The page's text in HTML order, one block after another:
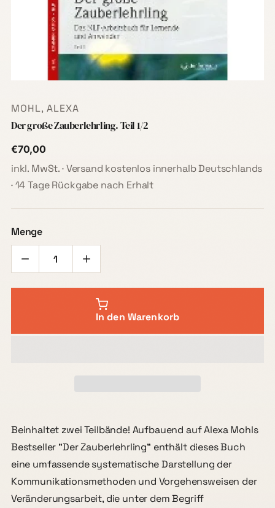
MOHL, ALEXA
Der große Zauberlehrling. Teil 1/2
€70,00
inkl. MwSt. · Versand kostenlos innerhalb Deutschlands
· 14 Tage Rückgabe nach Erhalt
Menge
In den Warenkorb
Beinhaltet zwei Teilbände! Aufbauend auf Alexa Mohls
Bestseller "Der Zauberlehrling" enthält dieses Buch
eine umfassende systematische Darstellung der
Kommunikationsmethoden und Vorgehensweisen der
Veränderungsarbeit, die unter dem Begriff